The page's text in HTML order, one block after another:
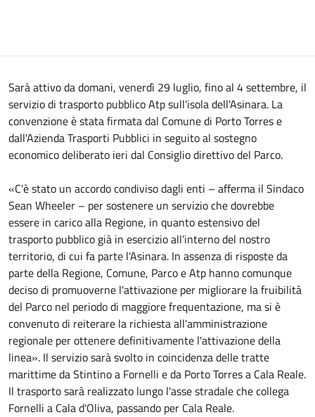
Sarà attivo da domani, venerdì 29 luglio, fino al 4 settembre, il
servizio di trasporto pubblico Atp sull'isola dell'Asinara. La
convenzione è stata firmata dal Comune di Porto Torres e
dall'Azienda Trasporti Pubblici in seguito al sostegno
economico deliberato ieri dal Consiglio direttivo del Parco.
«C'è stato un accordo condiviso dagli enti – afferma il Sindaco
Sean Wheeler – per sostenere un servizio che dovrebbe
essere in carico alla Regione, in quanto estensivo del
trasporto pubblico già in esercizio all’interno del nostro
territorio, di cui fa parte l'Asinara. In assenza di risposte da
parte della Regione, Comune, Parco e Atp hanno comunque
deciso di promuoverne l'attivazione per migliorare la fruibilità
del Parco nel periodo di maggiore frequentazione, ma si è
convenuto di reiterare la richiesta all'amministrazione
regionale per ottenere definitivamente l'attivazione della
linea». Il servizio sarà svolto in coincidenza delle tratte
marittime da Stintino a Fornelli e da Porto Torres a Cala Reale.
Il trasporto sarà realizzato lungo l'asse stradale che collega
Fornelli a Cala d'Oliva, passando per Cala Reale.